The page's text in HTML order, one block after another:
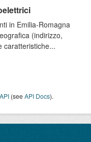
in Emilia-Romagna
(indirizzo,
caratteristiche...
API (seeAPI Docs).